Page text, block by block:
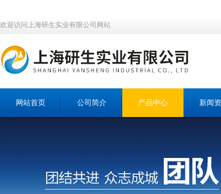
欢迎访问上海研生实业有限公司网站
网站首页 公司简介 产品中心 新闻